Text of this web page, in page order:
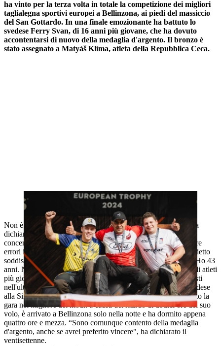
ha vinto per la terza volta in totale la competizione dei migliori
taglialegna sportivi europei a Bellinzona, ai piedi del massiccio
del San Gottardo. In una finale emozionante ha battuto lo
svedese Ferry Svan, di 16 anni più giovane, che ha dovuto
accontentarsi di nuovo della medaglia d'argento. Il bronzo è
stato assegnato a Matyáš Klíma, atleta della Repubblica Ceca.
Ferry Svan (a sinistra), Michał Dubicki e Matyáš Klíma (a destra) sono
i primi tre classificati dell'European Trophy 2024.
Non è stata solo la forza a essere decisiva per la sua vittoria, ha
dichiarato Michał Dubicki dopo la gara: "Mantenere la
concentrazione fino alla fine è la cosa più importante per evitare
errori inutili e avanzare di turno in turno". Dubicki si è anche detto
soddisfatto di essere riuscito a imporsi così bene sui Rookie: "Ho 43
anni. Naturalmente, questo mi sprona ancora di più a battere gli atleti
più giovani”. Quasi undici secondi hanno separato i due finalisti
nell'ultima sfida, in parte a causa di un errore tecnico dello svedese
alla Single Buck. Tuttavia, anche Ferry Svan non aveva iniziato la
gara nel migliore dei modi: a causa del ritardo di dodici ore del suo
volo, è arrivato a Bellinzona solo nella notte e ha dormito appena
quattro ore e mezza. “Sono comunque contento della medaglia
d'argento, anche se avrei preferito vincere", ha dichiarato il
ventisettenne.